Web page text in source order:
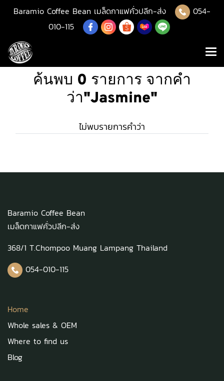
Baramio Coffee Bean เมล็ดกาแฟคั่วปลีก-ส่ง
054-
010-115
ค้นพบ 0 รายการ จากคำ
ว่า"Jasmine"
ไม่พบรายการคำว่า
Baramio Coffee Bean
เมล็ดกาแฟคั่วปลีก-ส่ง
368/1 T.Chompoo Muang Lampang Thailand
054-010-115
Home
Whole sales & OEM
Where to find us
Blog